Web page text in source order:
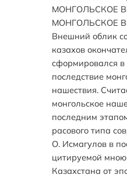
МОНГОЛЬСКОЕ
МОНГОЛЬСКОЕ
Внешний облик
казахов
сформировался в
последствие
нашествия.
монгольское
последним
расового типа
О. Исмагулов в
цитируемой
Казахстана от